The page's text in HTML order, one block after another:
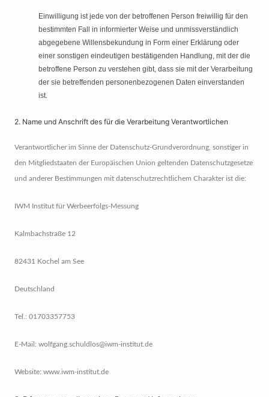
Einwilligung ist jede von der betroffenen Person freiwillig für den
bestimmten Fall in informierter Weise und unmissverständlich
abgegebene Willensbekundung in Form einer Erklärung oder
einer sonstigen eindeutigen bestätigenden Handlung, mit der die
betroffene Person zu verstehen gibt, dass sie mit der Verarbeitung
der sie betreffenden personenbezogenen Daten einverstanden
ist.
2. Name und Anschrift des für die Verarbeitung Verantwortlichen
Verantwortlicher im Sinne der Datenschutz-Grundverordnung, sonstiger in
den Mitgliedstaaten der Europäischen Union geltenden Datenschutzgesetze
und anderer Bestimmungen mit datenschutzrechtlichem Charakter ist die:
IWM Institut für Werbeerfolgs-Messung
Kalmbachstraße 12
82431 Kochel am See
Deutschland
Tel.: 01703357753
E-Mail: wolfgang.schuldlos@iwm-institut.de
Website: www.iwm-institut.de